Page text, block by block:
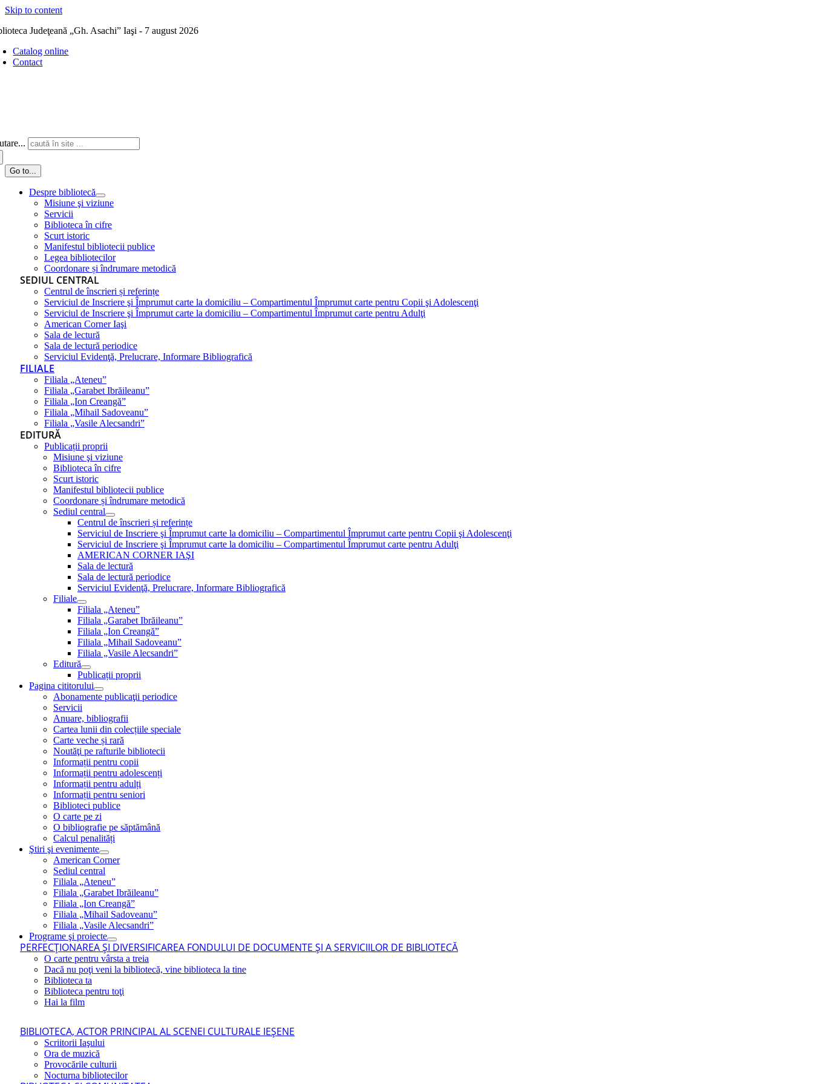
Skip to content
Judeţeană „Gh. Asachi” Iaşi - 7 august 2026
Catalog online
Contact
Go to...
Despre bibliotecă
Misiune şi viziune
Servicii
Biblioteca în cifre
Scurt istoric
Manifestul bibliotecii publice
Legea bibliotecilor
Coordonare și îndrumare metodică
SEDIUL CENTRAL
Centrul de înscrieri și referințe
Serviciul de Inscriere şi Împrumut carte la domiciliu – Compartimentul Împrumut carte pentru Copii şi Adolescenţi
Serviciul de Inscriere şi Împrumut carte la domiciliu – Compartimentul Împrumut carte pentru Adulţi
American Corner Iaşi
Sala de lectură
Sala de lectură periodice
Serviciul Evidenţă, Prelucrare, Informare Bibliografică
FILIALE
Filiala „Ateneu”
Filiala „Garabet Ibrăileanu”
Filiala „Ion Creangă”
Filiala „Mihail Sadoveanu”
Filiala „Vasile Alecsandri”
EDITURĂ
Publicații proprii
Misiune şi viziune
Biblioteca în cifre
Scurt istoric
Manifestul bibliotecii publice
Coordonare și îndrumare metodică
Sediul central
Centrul de înscrieri și referințe
Serviciul de Inscriere şi Împrumut carte la domiciliu – Compartimentul Împrumut carte pentru Copii şi Adolescenţi
Serviciul de Inscriere şi Împrumut carte la domiciliu – Compartimentul Împrumut carte pentru Adulţi
AMERICAN CORNER IAŞI
Sala de lectură
Sala de lectură periodice
Serviciul Evidenţă, Prelucrare, Informare Bibliografică
Filiale
Filiala „Ateneu”
Filiala „Garabet Ibrăileanu”
Filiala „Ion Creangă”
Filiala „Mihail Sadoveanu”
Filiala „Vasile Alecsandri”
Editură
Publicații proprii
Pagina cititorului
Abonamente publicaţii periodice
Servicii
Anuare, bibliografii
Cartea lunii din colecțiile speciale
Carte veche și rară
Noutăţi pe rafturile bibliotecii
Informații pentru copii
Informații pentru adolescenți
Informații pentru adulți
Informații pentru seniori
Biblioteci publice
O carte pe zi
O bibliografie pe săptămână
Calcul penalități
Ştiri şi evenimente
American Corner
Sediul central
Filiala „Ateneu”
Filiala „Garabet Ibrăileanu”
Filiala „Ion Creangă”
Filiala „Mihail Sadoveanu”
Filiala „Vasile Alecsandri”
Programe şi proiecte
PERFECŢIONAREA ŞI DIVERSIFICAREA FONDULUI DE DOCUMENTE ŞI A SERVICIILOR DE BIBLIOTECĂ
O carte pentru vârsta a treia
Dacă nu poţi veni la bibliotecă, vine biblioteca la tine
Biblioteca ta
Biblioteca pentru toţi
Hai la film
BIBLIOTECA, ACTOR PRINCIPAL AL SCENEI CULTURALE IEŞENE
Scriitorii Iaşului
Ora de muzică
Provocările culturii
Nocturna bibliotecilor